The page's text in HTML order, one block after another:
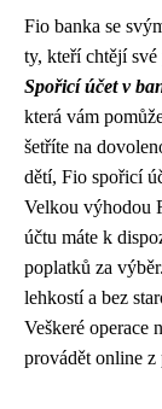
Fio banka se
ty, kteří chtějí
Spořicí účet v
která vám
šetříte na
dětí, Fio spořicí
Velkou výhodou
účtu máte k
poplatků za
lehkostí a bez
Veškeré operace
provádět online